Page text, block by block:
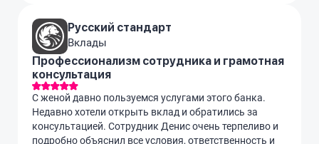
Русский стандарт
Вклады
Профессионализм сотрудника и грамотная
консультация
С женой давно пользуемся услугами этого банка.
Недавно хотели открыть вклад и обратились за
консультацией. Сотрудник Денис очень терпеливо и
подробно объяснил все условия, ответственность и